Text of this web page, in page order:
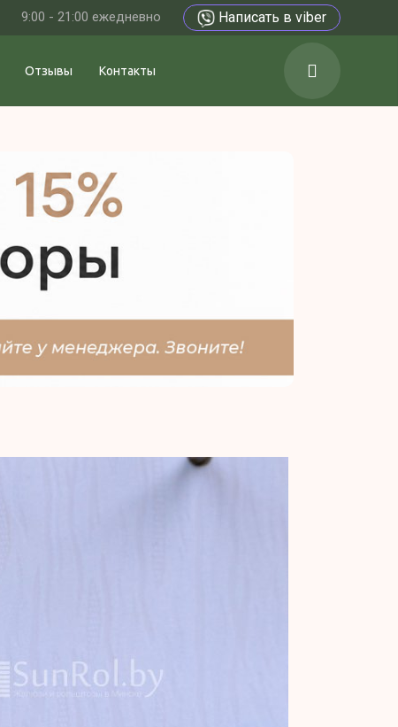
Отзывы Контакты
9:00 - 21:00 ежедневно Написать в viber